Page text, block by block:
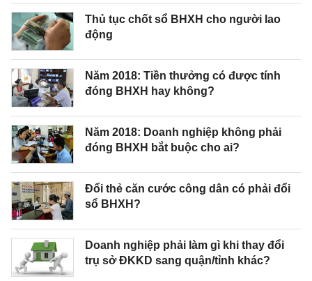
Thủ tục chốt sổ BHXH cho người lao
động
Năm 2018: Tiền thưởng có được tính
đóng BHXH hay không?
Năm 2018: Doanh nghiệp không phải
đóng BHXH bắt buộc cho ai?
Đổi thẻ căn cước công dân có phải đổi
sổ BHXH?
Doanh nghiệp phải làm gì khi thay đổi
trụ sở ĐKKD sang quận/tỉnh khác?